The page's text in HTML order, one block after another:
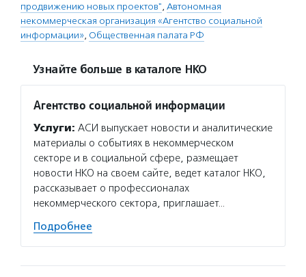
продвижению новых проектов", Автономная
некоммерческая организация «Агентство социальной
информации», Общественная палата РФ
Узнайте больше в каталоге НКО
Агентство социальной информации
Услуги: АСИ выпускает новости и аналитические
материалы о событиях в некоммерческом
секторе и в социальной сфере, размещает
новости НКО на своем сайте, ведет каталог НКО,
рассказывает о профессионалах
некоммерческого сектора, приглашает…
Подробнее